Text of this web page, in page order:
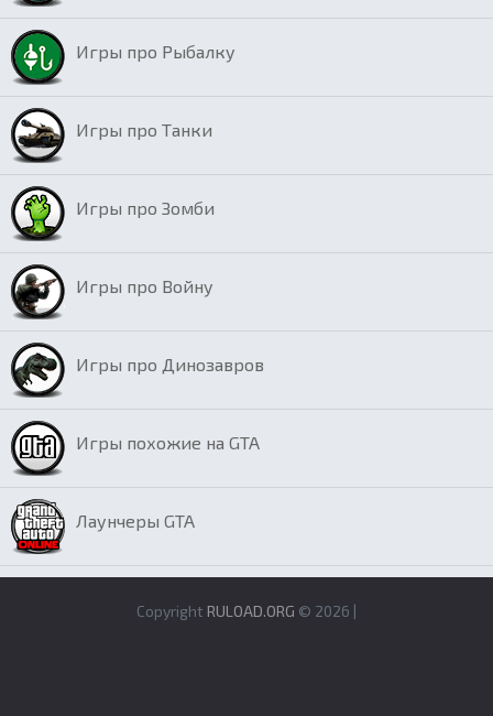
Игры про Рыбалку
Игры про Танки
Игры про Зомби
Игры про Войну
Игры про Динозавров
Игры похожие на GTA
Лаунчеры GTA
Copyright RULOAD.ORG © 2026 |